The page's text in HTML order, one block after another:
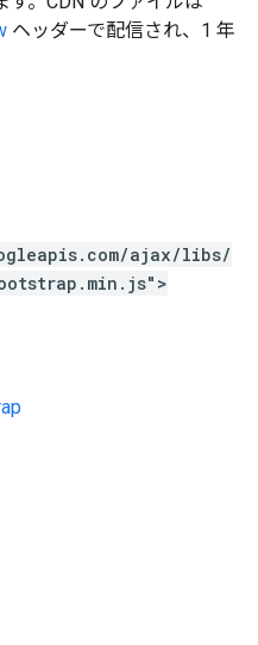
ヘッダーで配信され、1 年
ajax/libs/